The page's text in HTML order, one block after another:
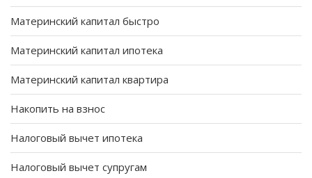
Материнский капитал быстро
Материнский капитал ипотека
Материнский капитал квартира
Накопить на взнос
Налоговый вычет ипотека
Налоговый вычет супругам